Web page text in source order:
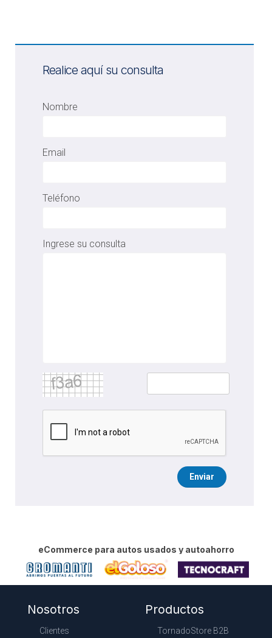
Realice aquí su consulta
Nombre
Email
Teléfono
Ingrese su consulta
Enviar
eCommerce para autos usados y autoahorro
Nosotros
Clientes
Productos
TornadoStore B2B